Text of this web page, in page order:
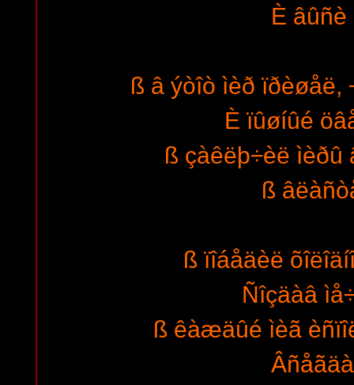
È âûñè
ß â ýòîò ìèð ïðèøåë,
È ïûøíûé
ß çàêëþ÷èë ìèðû
ß
ß ïîáåäèë
Ñîçäàâ
ß êàæäûé ìèã